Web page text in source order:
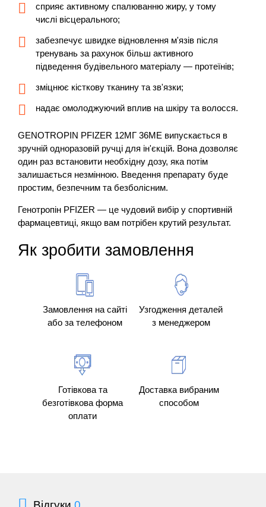
сприяє активному спалюванню жиру, у тому
числі вісцерального;
забезпечує швидке відновлення м'язів після
тренувань за рахунок більш активного
підведення будівельного матеріалу — протеїнів;
зміцнює кісткову тканину та зв'язки;
надає омолоджуючий вплив на шкіру та волосся.
GENOTROPIN PFIZER 12МГ 36МЕ випускається в
зручній одноразовій ручці для ін'єкцій. Вона дозволяє
один раз встановити необхідну дозу, яка потім
залишається незмінною. Введення препарату буде
простим, безпечним та безболісним.
Генотропін PFIZER — це чудовий вибір у спортивній
фармацевтиці, якщо вам потрібен крутий результат.
Як зробити замовлення
Замовлення на сайті
або за телефоном
Узгодження деталей
з менеджером
Готівкова та
безготівкова форма
оплати
Доставка вибраним
способом